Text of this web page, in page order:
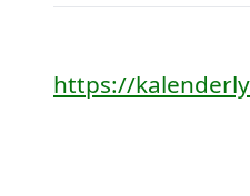
https://